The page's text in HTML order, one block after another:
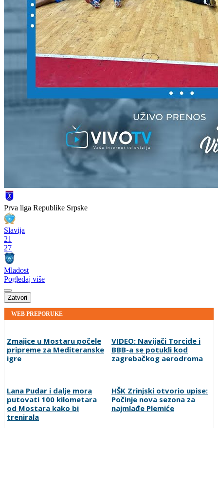
Prva liga Republike Srpske
Slavija
21
27
Mladost
Pogledaj više
Zatvori
WEB PREPORUKE
Zmajice u Mostaru počele
pripreme za Mediteranske
igre
VIDEO: Navijači Torcide i
BBB-a se potukli kod
zagrebačkog aerodroma
Lana Pudar i dalje mora
putovati 100 kilometara
od Mostara kako bi
trenirala
HŠK Zrinjski otvorio upise:
Počinje nova sezona za
najmlađe Plemiće